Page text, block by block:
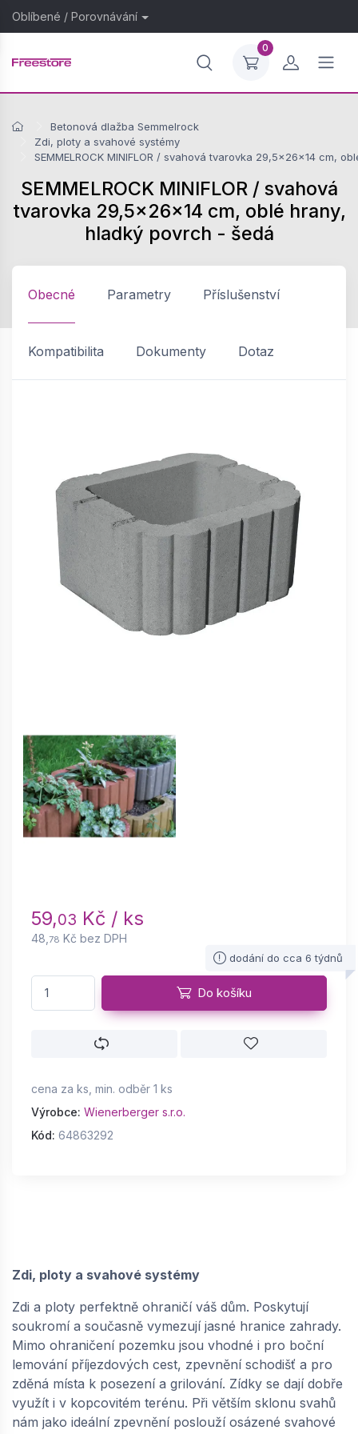
Oblíbené / Porovnávání
0
Betonová dlažba Semmelrock
Zdi, ploty a svahové systémy
SEMMELROCK MINIFLOR / svahová tvarovka 29,5x26x14 cm,
SEMMELROCK MINIFLOR / svahová
tvarovka 29,5x26x14 cm, oblé hrany,
hladký povrch - šedá
Obecné Parametry Příslušenství
Kompatibilita Dokumenty Dotaz
59,03 Kč / ks
48, 78 Kč bez DPH
dodání do cca 6 týdnů
Do košíku
cena za ks, min. odběr 1 ks
Výrobce: Wienerberger s.r.o.
Kód: 64863292
Zdi, ploty a svahové systémy
Zdi a ploty perfektně ohraničí váš dům. Poskytují
soukromí a současně vymezují jasné hranice zahrady.
Mimo ohraničení pozemku jsou vhodné i pro boční
lemování příjezdových cest, zpevnění schodišť a pro
zděná místa k posezení a grilování. Zídky se dají dobře
využít i v kopcovitém terénu. Při větším sklonu svahů
nám jako ideální zpevnění poslouží osázené svahové